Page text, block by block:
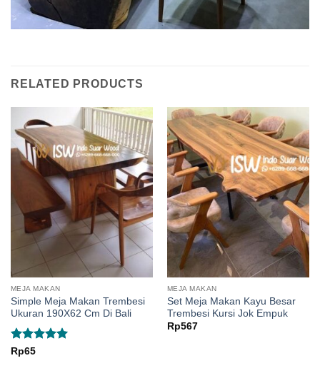
RELATED PRODUCTS
MEJA MAKAN
Simple Meja Makan Trembesi
Ukuran 190X62 Cm Di Bali
Rated
Rp65
MEJA MAKAN
Set Meja Makan Kayu Besar
Trembesi Kursi Jok Empuk
Rp567